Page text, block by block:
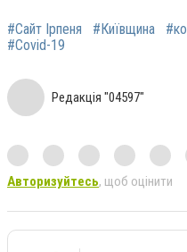
#Сайт Ірпеня #Київщина
#Covid-19
Редакція "04597"
Авторизуйтесь, щоб оцінити